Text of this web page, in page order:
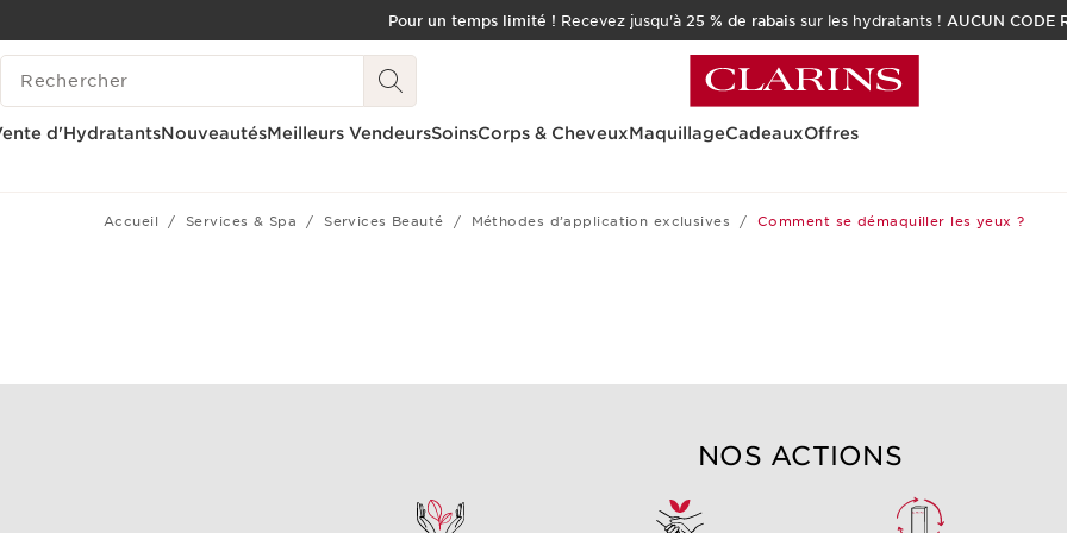
ALLER AU CONTENU
CONSULTER LE PIED DE PAGE
OUTIL D'ACCESSIBILITÉ
Pour un temps limité ! Recevez jusqu'à 25 % de rabais sur les hydratants ! AUCUN CODE
HISTORIQUE DES RECHERCHES
d'HydratantsNouveautésMeilleurs VendeursSoinsCorps & CheveuxMaquillageCadeauxOffres
Accueil Services & Spa Services Beauté Méthodes d’application exclusives Comment se démaquiller les yeux ?
NOS ACTIONS